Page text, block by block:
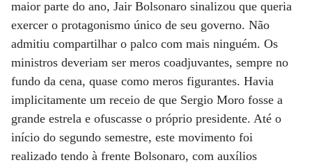
maior parte do ano, Jair Bolsonaro sinalizou que queria
exercer o protagonismo único de seu governo. Não
admitiu compartilhar o palco com mais ninguém. Os
ministros deveriam ser meros coadjuvantes, sempre no
fundo da cena, quase como meros figurantes. Havia
implicitamente um receio de que Sergio Moro fosse a
grande estrela e ofuscasse o próprio presidente. Até o
início do segundo semestre, este movimento foi
realizado tendo à frente Bolsonaro, com auxílios